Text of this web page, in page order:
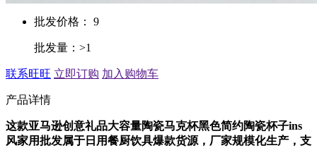
批发价格： 9
批发量：>1
联系旺旺 立即订购 加入购物车
产品详情
这款亚马逊创意礼品大容量陶瓷马克杯黑色简约陶瓷杯子ins
风家用批发属于日用餐厨饮具爆款货源，厂家规模化生产，支